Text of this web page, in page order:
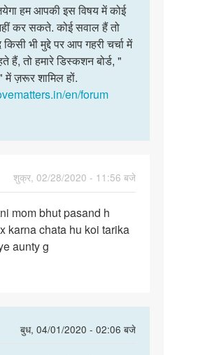
हम आपकी इस विषय में कोई
कर सकते. कोई सवाल हैं तो
किसी भी मुद्दे पर आप गहरी चर्चा में
हैं, तो हमारे डिस्कशन बोर्ड, "
में ज़रूर शामिल हों.
en/forum
शुक्र, 02/28/2020 - 11:56 बजे
mom bhut pasand h
karna chata hu koi tarika
aunty g
बुध, 04/01/2020 - 02:06 बजे